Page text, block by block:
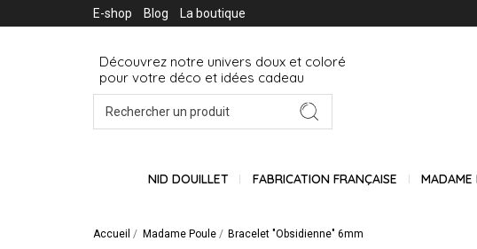
E-shop Blog La boutique
Découvrez notre univers doux et coloré
pour votre déco et idées cadeau
NID DOUILLET FABRICATION FRANÇAISE MADAME
Accueil Madame Poule Bracelet "Obsidienne" 6mm